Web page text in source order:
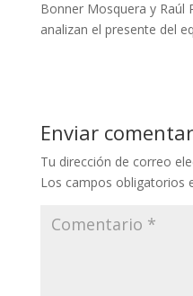
Bonner Mosquera y Raúl
analizan el presente del
Enviar
Tu dirección de correo
Los campos obligatorios